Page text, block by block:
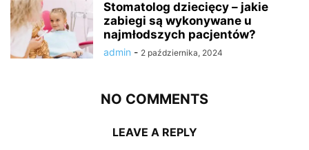
Stomatolog dziecięcy – jakie
zabiegi są wykonywane u
najmłodszych pacjentów?
admin - 2 października, 2024
NO COMMENTS
LEAVE A REPLY